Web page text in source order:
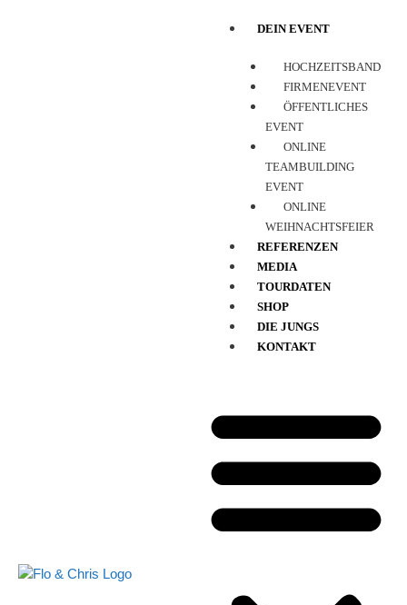
DEIN EVENT
HOCHZEITSBAND
FIRMENEVENT
ÖFFENTLICHES
EVENT
ONLINE
TEAMBUILDING
EVENT
ONLINE
WEIHNACHTSFEIER
REFERENZEN
MEDIA
TOURDATEN
SHOP
DIE JUNGS
KONTAKT